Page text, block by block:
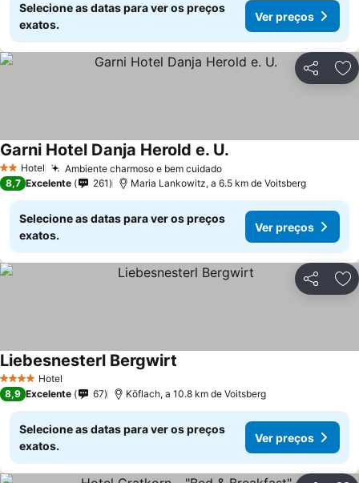
Selecione as datas para ver os preços
exatos.
Ver preços
Partilhar
2 Estrelas
Hotel Ambiente charmoso e bem cuidado
Garni Hotel Danja Herold e. U.
8,7 Excelente 261 Maria Lankowitz, a 6.5 km de Voitsberg
Selecione as datas para ver os preços
exatos.
Ver preços
Partilhar
4 EstrelasHotel
Liebesnesterl Bergwirt
8,9 Excelente 67 Köflach, a 10.8 km de Voitsberg
Selecione as datas para ver os preços
exatos.
Ver preços